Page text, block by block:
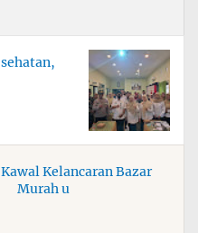
Kelancaran Bazar
Murah u